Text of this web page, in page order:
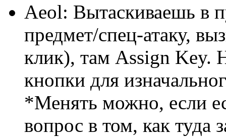
Aeol: Вытаскиваешь в
предмет/спец-атаку,
клик), там Assign Key.
кнопки для
*Менять можно, если
вопрос в том, как туда